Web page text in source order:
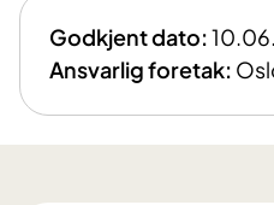
Godkjent dato:
Ansvarlig foretak: